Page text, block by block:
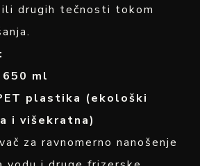
ili drugih tečnosti tokom
650 ml
plastika (ekološki
i višekratna)
za ravnomerno nanošenje